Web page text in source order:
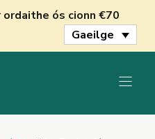
ós cionn €70
Gaeilge